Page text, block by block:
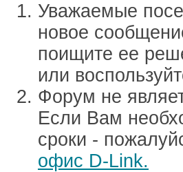
Уважаемые
новое
поищите ее
или
Форум не
Если Вам
сроки -
офис D-Link.